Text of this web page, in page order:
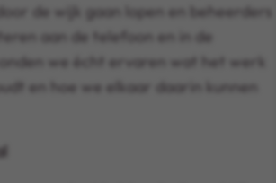
de wijk gaan lopen en beheerders
aan de telefoon en in de
we écht ervaren wat het werk
en hoe we elkaar daarin kunnen